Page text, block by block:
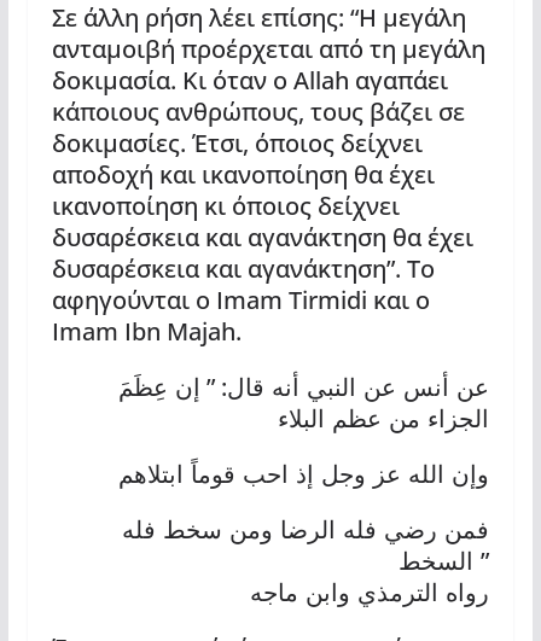
Σε άλλη ρήση λέει επίσης: “Η μεγάλη
ανταμοιβή προέρχεται από τη μεγάλη
δοκιμασία. Κι όταν ο Allah αγαπάει
κάποιους ανθρώπους, τους βάζει σε
δοκιμασίες. Έτσι, όποιος δείχνει
αποδοχή και ικανοποίηση θα έχει
ικανοποίηση κι όποιος δείχνει
δυσαρέσκεια και αγανάκτηση θα έχει
δυσαρέσκεια και αγανάκτηση”. Το
αφηγούνται ο Imam Tirmidi και ο
Imam Ibn Majah.
عن أنس عن النبي أنه قال: ” إن عِظَمَ
الجزاء من عظم البلاء
وإن الله عز وجل إذ احب قوماً ابتلاهم
فمن رضي فله الرضا ومن سخط فله
السخط”
رواه الترمذي وابن ماجه